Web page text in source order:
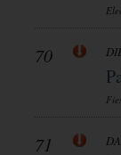
70
71